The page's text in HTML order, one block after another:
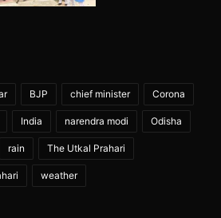
BJP chief minister Corona
India narendra modi Odisha
rain The Utkal Prahari
weather